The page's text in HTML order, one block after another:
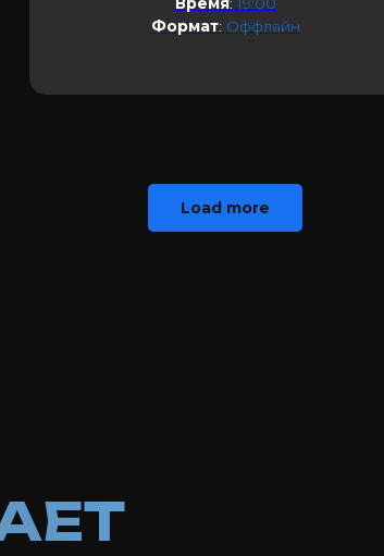
Формат: Оффлайн
Load more